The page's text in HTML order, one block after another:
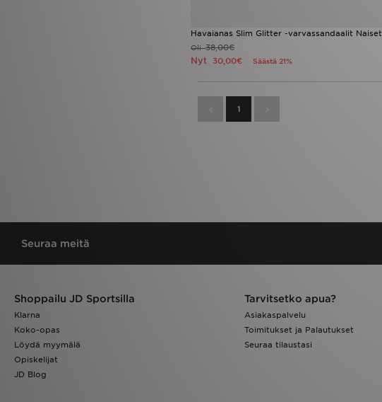
Havaianas Slim Glitter -varvassandaalit Naiset
Oli38,00€
Nyt 30,00€ Säästä 21%
1
Seuraa meitä
Shoppailu JD Sportsilla
Klarna
Koko-opas
Löydä myymälä
Opiskelijat
JD Blog
Tarvitsetko apua?
Asiakaspalvelu
Toimitukset ja Palautukset
Seuraa tilaustasi